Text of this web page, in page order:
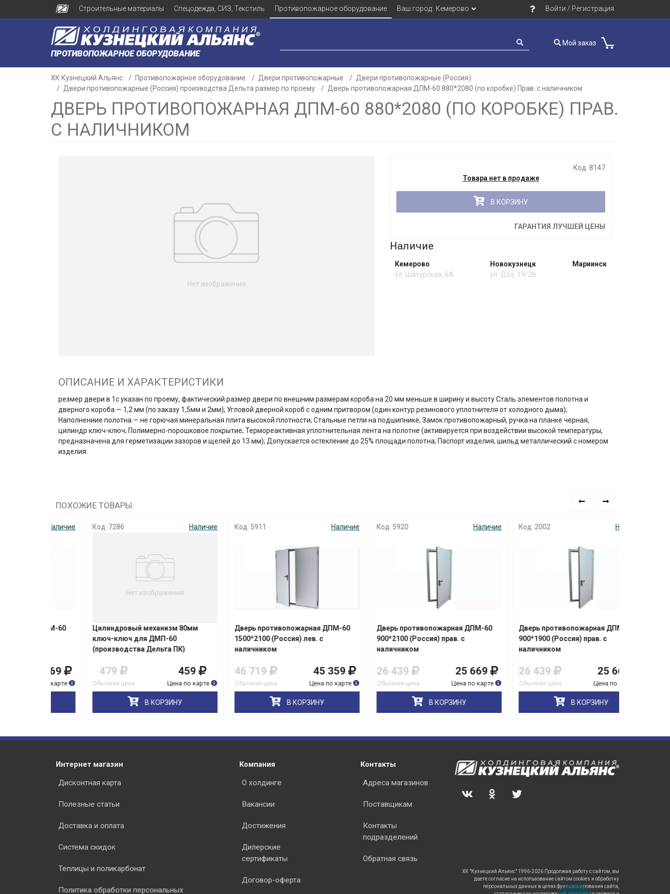
Строительные материалы Спецодежда, СИЗ, Текстиль Противопожарное оборудование Ваш город: Кемерово Войти / Регистрация
ПРОТИВОПОЖАРНОЕ ОБОРУДОВАНИЕ
Мой заказ
ХК Кузнецкий Альянс Противопожарное оборудование Двери противопожарные
Двери противопожарные (Россия)
Двери противопожарные (Россия) производства Дельта размер по проему
Дверь противопожарная ДПМ-60 880*2080 (по коробке) Прав. с наличником
ДВЕРЬ ПРОТИВОПОЖАРНАЯ ДПМ-60 880*2080 (ПО КОРОБКЕ) ПРАВ.
С НАЛИЧНИКОМ
Нет изображения
Код: 8147
Товара нет в продаже
В КОРЗИНУ
ГАРАНТИЯ ЛУЧШЕЙ ЦЕНЫ
Наличие
Кемерово
ул. Шатурская, 6А
Новокузнецк
ул. Доз, 19/28
Мариинск
ОПИСАНИЕ И ХАРАКТЕРИСТИКИ
резмер двери в 1с указан по проему, фактический размер двери по внешним размерам короба на 20 мм меньше в ширину и высоту Сталь элементов полотна и
дверного короба — 1,2 мм (по заказу 1,5мм и 2мм); Угловой дверной короб с одним притвором (один контур резинового уплотнителя от холодного дыма);
Наполнениие полотна — не горючая минеральная плита высокой плотности; Стальные петли на подшипнике; Замок противопожарный, ручка на планке черная,
цилиндр ключ-ключ; Полимерно-порошковое покрытие; Термореактивная уплотнительная лента на полотне (активируется при воздействии высокой температуры,
предназначена для герметизации зазоров и щелей до 13 мм); Допускается остекление до 25% площади полотна; Паспорт изделия, шильд металлический с номером
изделия.
ПОХОЖИЕ ТОВАРЫ:
Код: 7286
Нет изображения
Цилиндровый механизм 80мм
ключ-ключ для ДМП-60
(производства Дельта ПК)
479
Обычная цена Цена по карте
В КОРЗИНУ
Код: 5911
Дверь противопожарная ДПМ-60
1500*2100 (Россия) лев. с
наличником
46 719
Обычная цена Цена по карте
В КОРЗИНУ
Код: 5920
Дверь противопожарная ДПМ-60
900*2100 (Россия) прав. с
наличником
26 439
Обычная цена Цена по карте
В КОРЗИНУ
Код: 2002
Дверь противопожарная ДПМ-60
900*1900 (Россия) прав. с
наличником
26 439
Обычная цена Цена по карте
В КОРЗИНУ
Закрыть
График платежей
Сегодня
25%
Получайте товарвыбранный способом
Оставшиеся75% будутсписываться
8 800 302-02-51
Интернет магазин
Дисконтная карта
Полезные статьи
Доставка и оплата
Система скидок
Теплицы и поликарбонат
Политика обработки персональных
Компания
О холдинге
Вакансии
Достижения
Дилерские
сертификаты
Договор-оферта
Контакты
Адреса магазинов
Поставщикам
Контакты
подразделений
Обратная связь
ХК "Кузнецкий Альянс" 1996-2026 Продолжая работу с сайтом, вы
даете согласие на использование сайтом cookies и обработку
персональных данных в целях функционирования сайта,